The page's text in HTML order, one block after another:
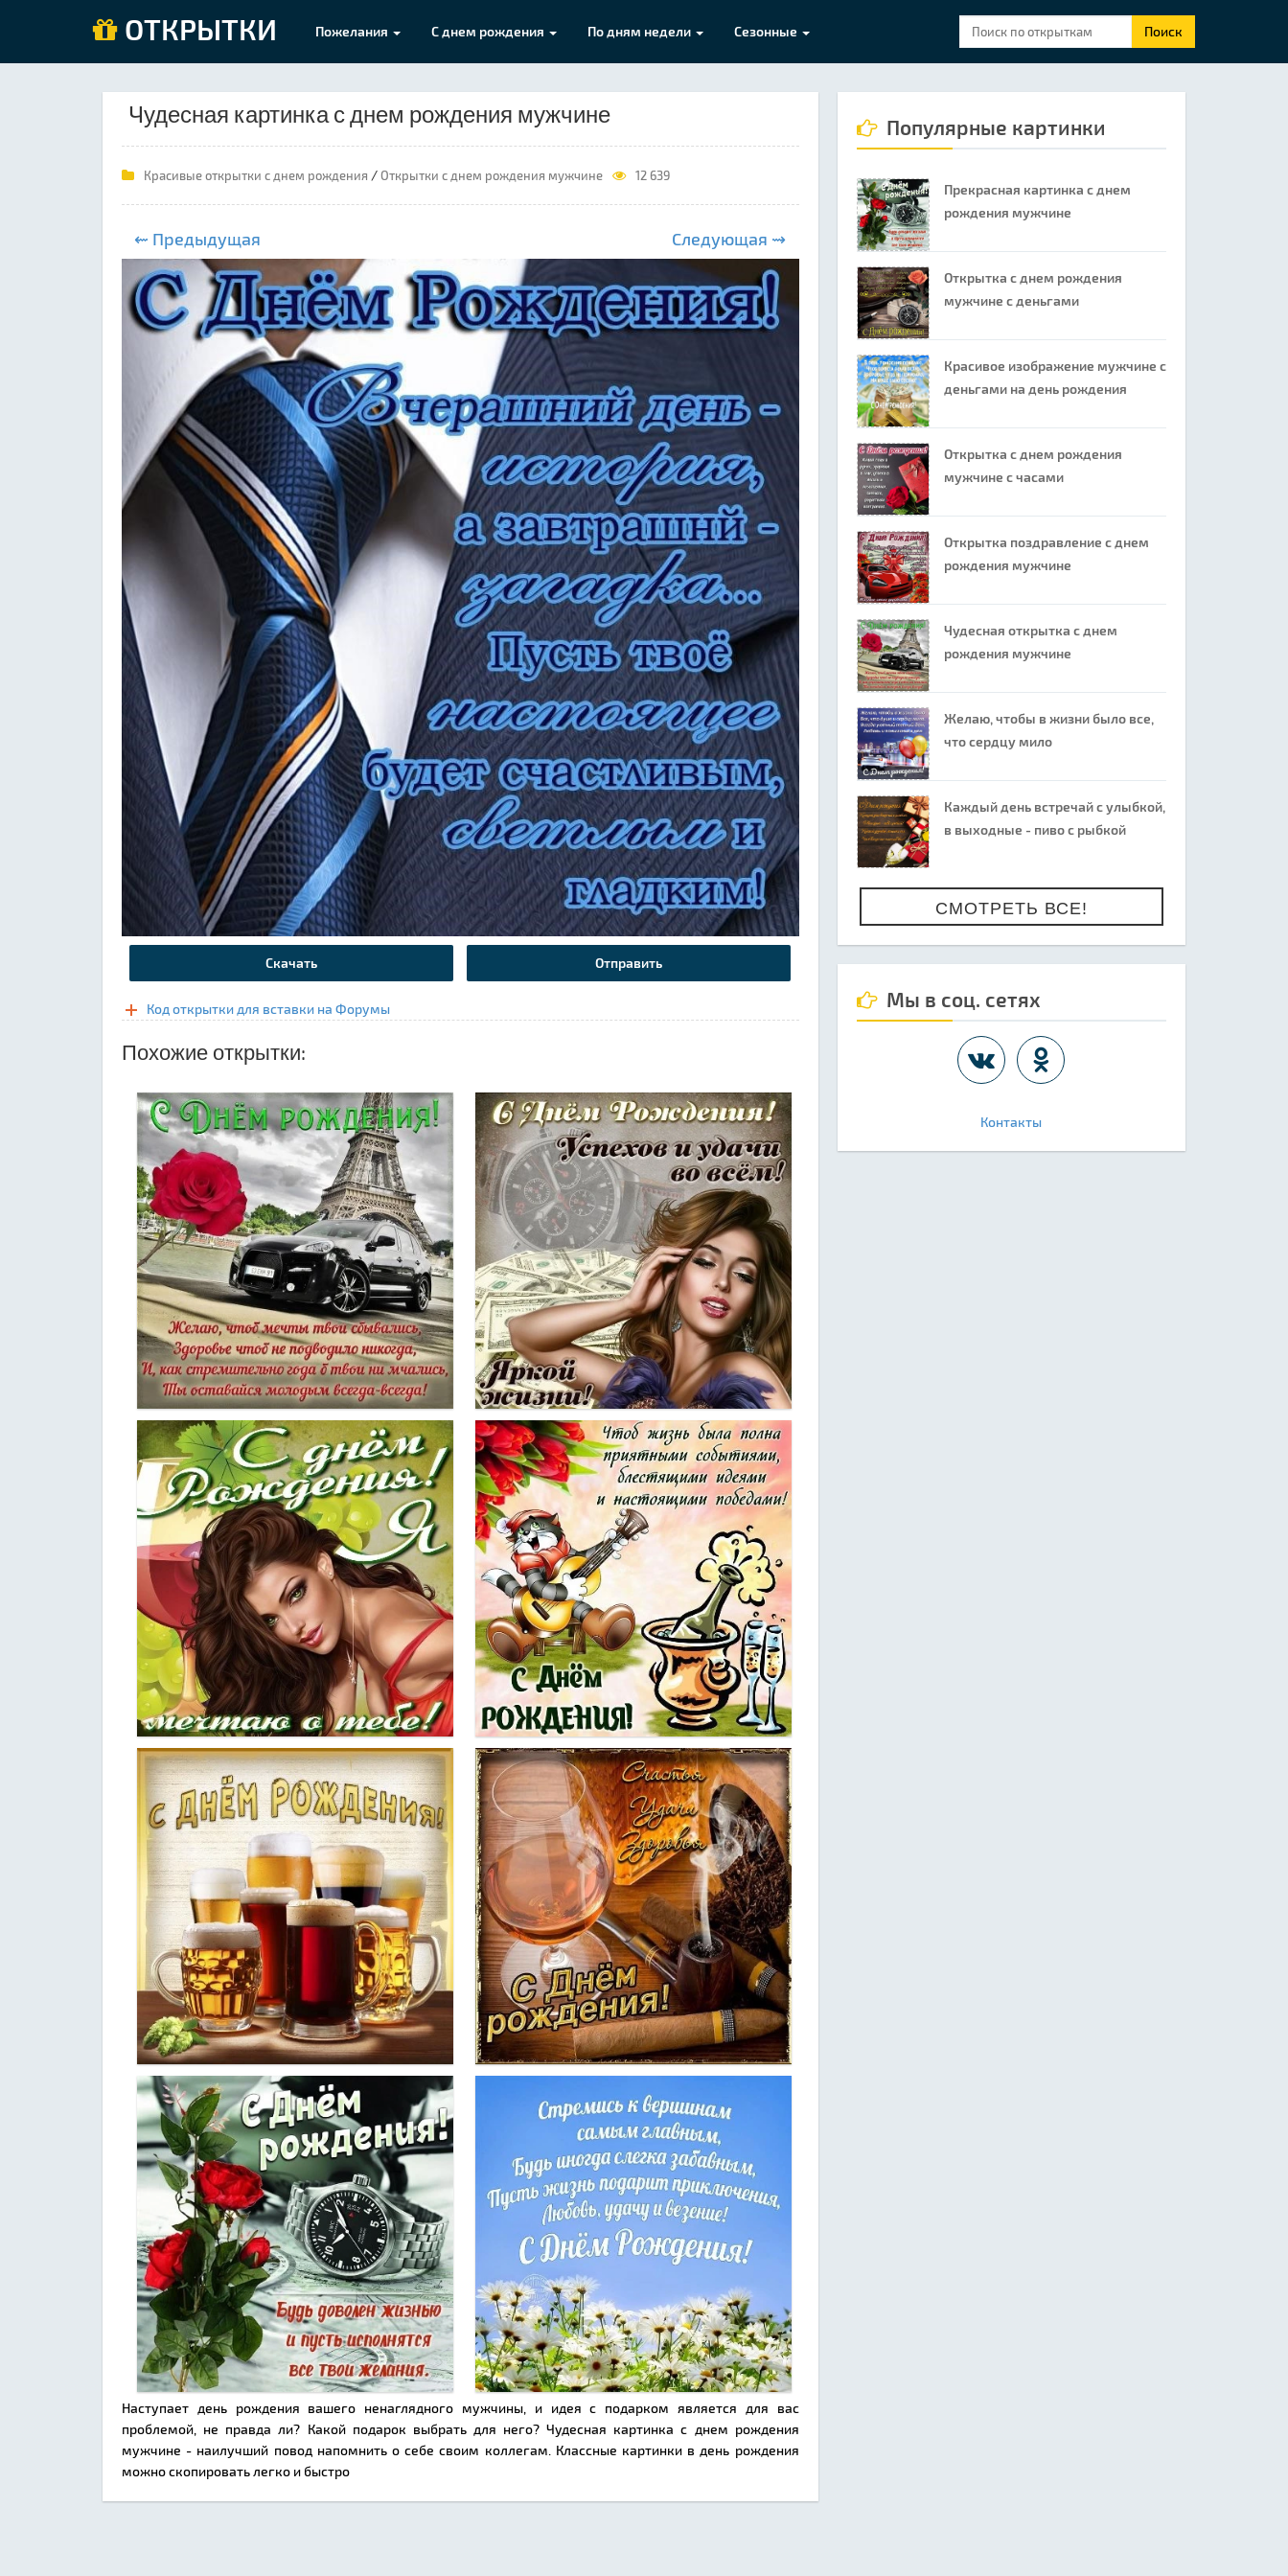
ОТКРЫТКИ Пожелания С днем рождения По дням недели Сезонные Поиск
Чудесная картинка с днем рождения мужчине
Красивые открытки с днем рождения /Открытки с днем рождения мужчине 12 639
⇜ Предыдущая Следующая ⇝
Скачать Отправить
Код открытки для вставки на Форумы
Похожие открытки:
Наступает день рождения вашего ненаглядного мужчины, и идея с подарком является для вас
проблемой, не правда ли? Какой подарок выбрать для него? Чудесная картинка с днем рождения
мужчине - наилучший повод напомнить о себе своим коллегам. Классные картинки в день рождения
можно скопировать легко и быстро
Популярные картинки
Прекрасная картинка с днем
рождения мужчине
Открытка с днем рождения
мужчине с деньгами
Красивое изображение мужчине с
деньгами на день рождения
Открытка с днем рождения
мужчине с часами
Открытка поздравление с днем
рождения мужчине
Чудесная открытка с днем
рождения мужчине
Желаю, чтобы в жизни было все,
что сердцу мило
Каждый день встречай с улыбкой,
в выходные - пиво с рыбкой
СМОТРЕТЬ ВСЕ!
Мы в соц. сетях
Контакты